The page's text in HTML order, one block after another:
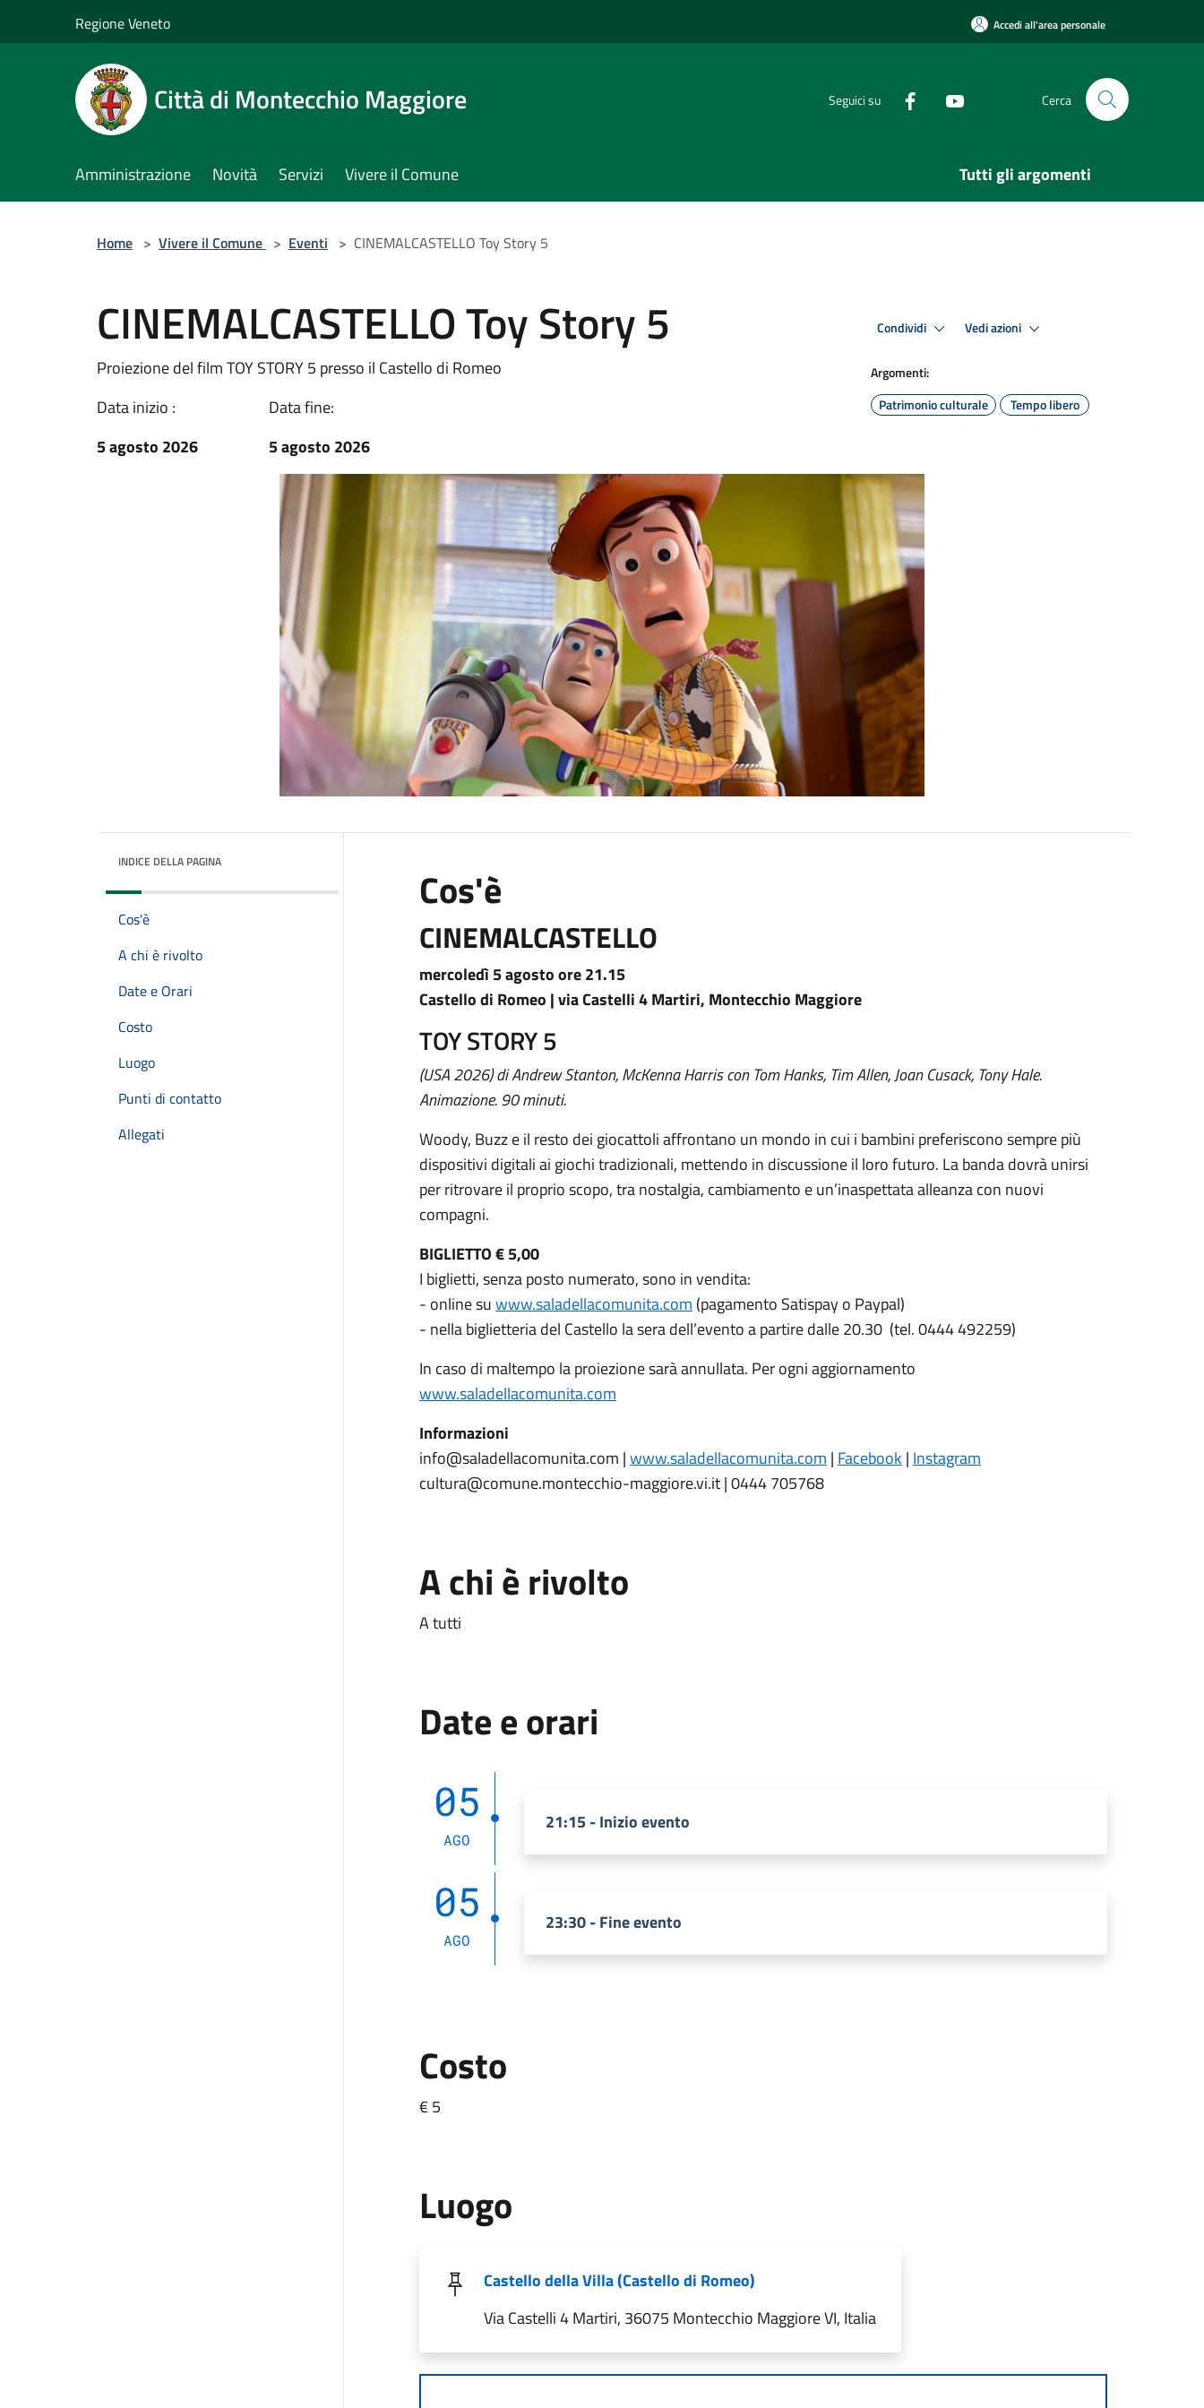
Regione Veneto Accedi all'area personale
Città di Montecchio Maggiore Seguici su Cerca
Amministrazione Novità Servizi Vivere il Comune Tutti gli argomenti
Home > Vivere il Comune > Eventi > CINEMALCASTELLO Toy Story 5
CINEMALCASTELLO Toy Story 5
Proiezione del film TOY STORY 5 presso il Castello di Romeo
Data inizio :
5 agosto 2026
Data fine:
5 agosto 2026
Condividi Vedi azioni
Argomenti:
Patrimonio culturale
Tempo libero
INDICE DELLA PAGINA
Cos'è
A chi è rivolto
Date e Orari
Costo
Luogo
Punti di contatto
Allegati
Cos'è
CINEMALCASTELLO
mercoledì 5 agosto ore 21.15
Castello di Romeo | via Castelli 4 Martiri, Montecchio Maggiore
TOY STORY 5
(USA 2026) di Andrew Stanton, McKenna Harris con Tom Hanks, Tim Allen, Joan Cusack, Tony Hale.
Animazione. 90 minuti.
Woody, Buzz e il resto dei giocattoli affrontano un mondo in cui i bambini preferiscono sempre più
dispositivi digitali ai giochi tradizionali, mettendo in discussione il loro futuro. La banda dovrà unirsi
per ritrovare il proprio scopo, tra nostalgia, cambiamento e un’inaspettata alleanza con nuovi
compagni.
BIGLIETTO € 5,00
I biglietti, senza posto numerato, sono in vendita:
- online suwww.saladellacomunita.com (pagamento Satispay o Paypal)
- nella biglietteria del Castello la sera dell’evento a partire dalle 20.30 (tel. 0444 492259)
In caso di maltempo la proiezione sarà annullata. Per ogni aggiornamento
www.saladellacomunita.com
Informazioni
info@saladellacomunita.com |www.saladellacomunita.com | Facebook | Instagram
cultura@comune.montecchio-maggiore.vi.it | 0444 705768
A chi è rivolto
A tutti
Date e orari
05
AGO
21:15 - Inizio evento
05
AGO
23:30 - Fine evento
Costo
€ 5
Luogo
Castello della Villa (Castello di Romeo)
Via Castelli 4 Martiri, 36075 Montecchio Maggiore VI, Italia